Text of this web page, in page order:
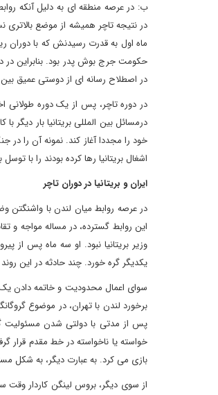
ب: در عرصه منطقه ای به دلیل آنکه
در نتیجه تاچر همیشه از موضع
ماه اول به قدرت رسیدنش که با دوران
حکومت جرج بوش پدر بود. بنابراین در
در اصطلاح رسانه ای از دوستی عمیق
در دوره تاچر، پس از یک دوره
درمسائل بین المللی بریتانیا بار
خود را مجددا آغاز کند. نمونه آن را در
اشغال بریتانیا رها کرده بودند را با
ایران و بریتانیا در دوران تاچر
در عرصه روابط میان لندن با واشنگتن
وزیر بریتانیا نبود. او سه ماه پس از
یکدیگر گره خورد. چند حادثه در این
سوای اعمال محدودیت و خاتمه دادن یک
برخورد لندن با تهران، در موضوع
پس از مدتی با دولتی شدن مسئولیت
خواسته یا ناخواسته در خط مقدم قرار
بازی می کرد. به عبارت دیگر، به شکل
از سوی دیگر، بروس لینگن کاردار وقت